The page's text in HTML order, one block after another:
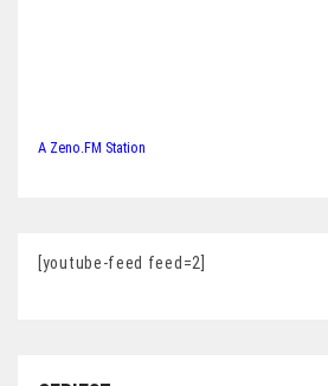
A Zeno.FM Station
[youtube-feed feed=2]